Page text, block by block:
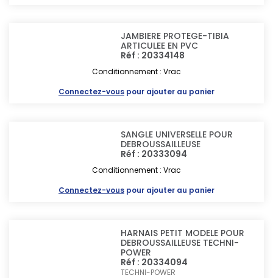
JAMBIERE PROTEGE-TIBIA
ARTICULEE EN PVC
Réf : 20334148
Conditionnement : Vrac
Connectez-vous pour ajouter au panier
SANGLE UNIVERSELLE POUR
DEBROUSSAILLEUSE
Réf : 20333094
Conditionnement : Vrac
Connectez-vous pour ajouter au panier
HARNAIS PETIT MODELE POUR
DEBROUSSAILLEUSE TECHNI-
POWER
Réf : 20334094
TECHNI-POWER